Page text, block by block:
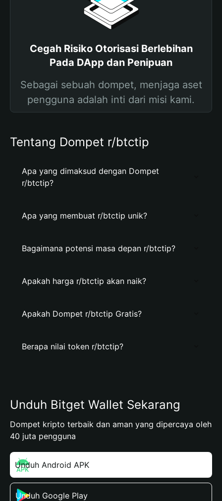
Cegah Risiko Otorisasi Berlebihan
Pada DApp dan Penipuan
Sebagai sebuah dompet, menjaga aset
pengguna adalah inti dari misi kami.
Tentang Dompet r/btctip
Apa yang dimaksud dengan Dompet
r/btctip?
Apa yang membuat r/btctip unik?
Bagaimana potensi masa depan r/btctip?
Apakah harga r/btctip akan naik?
Apakah Dompet r/btctip Gratis?
Berapa nilai token r/btctip?
Unduh Bitget Wallet Sekarang
Dompet kripto terbaik dan aman yang dipercaya oleh
40 juta pengguna
Unduh Android APK
Unduh Google Play